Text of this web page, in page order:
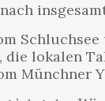
Schluchsee
lokalen
Münchner